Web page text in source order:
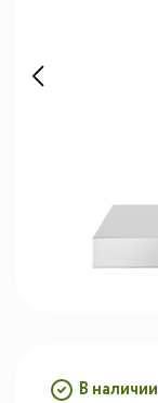
В наличии